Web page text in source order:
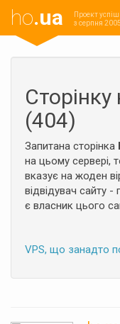
ho.ua
Проект
з серпня
(404)
Запитана сторінка
на цьому
вказує на жоден
відвідувач сайту
є власник цього
VPS, що занадто